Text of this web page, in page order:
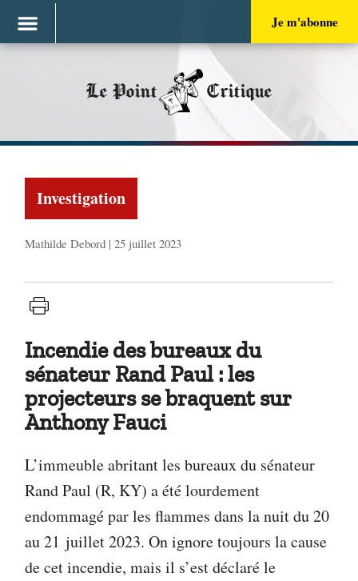
Je m'abonne
Le Point Critique
Investigation
Mathilde Debord | 25 juillet 2023
Incendie des bureaux du
sénateur Rand Paul : les
projecteurs se braquent sur
Anthony Fauci
L’immeuble abritant les bureaux du sénateur
Rand Paul (R, KY) a été lourdement
endommagé par les flammes dans la nuit du 20
au 21 juillet 2023. On ignore toujours la cause
de cet incendie, mais il s’est déclaré le